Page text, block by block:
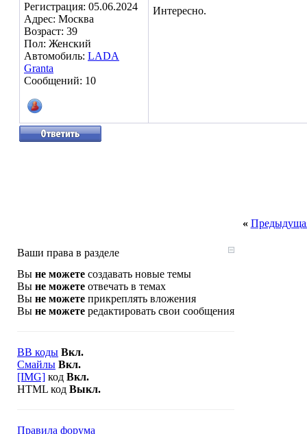
Регистрация: 05.06.2024
Адрес: Москва
Возраст: 39
Пол: Женский
Автомобиль: LADA
Granta
Сообщений: 10
Интересно.
«
Ваши права в разделе
Вы не можете создавать новые темы
Вы не можете отвечать в темах
Вы не можете прикреплять вложения
Вы не можете редактировать свои сообщения
BB коды Вкл.
Смайлы Вкл.
[IMG] код Вкл.
HTML код Выкл.
Правила форума